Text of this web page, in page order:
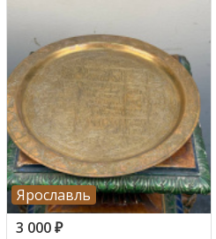
Ярославль
3 000₽